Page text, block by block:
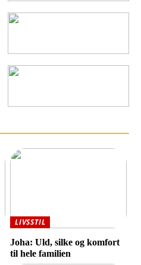
LIVSSTIL
Joha: Uld, silke og komfort
til hele familien